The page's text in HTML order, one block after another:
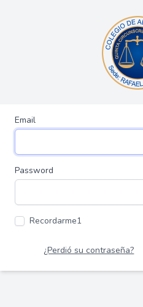
Email
Password
Recordarme1
¿Perdió su contraseña?